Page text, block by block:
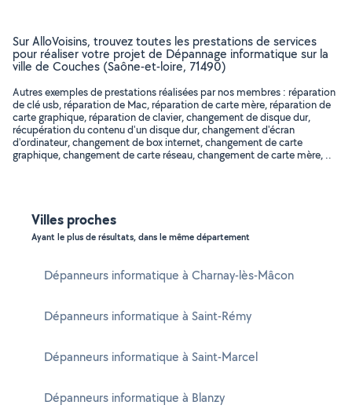
Sur AlloVoisins, trouvez toutes les prestations de services
pour réaliser votre projet de Dépannage informatique sur la
ville de Couches (Saône-et-loire, 71490)
Autres exemples de prestations réalisées par nos membres : réparation
de clé usb, réparation de Mac, réparation de carte mère, réparation de
carte graphique, réparation de clavier, changement de disque dur,
récupération du contenu d'un disque dur, changement d'écran
d'ordinateur, changement de box internet, changement de carte
graphique, changement de carte réseau, changement de carte mère, ..
Villes proches
Ayant le plus de résultats, dans le même département
Dépanneurs informatique à Charnay-lès-Mâcon
Dépanneurs informatique à Saint-Rémy
Dépanneurs informatique à Saint-Marcel
Dépanneurs informatique à Blanzy